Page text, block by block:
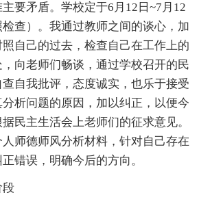
要矛盾。学校定于6月12日~7月12
查）。我通过教师之间的谈心，加
自己的过去，检查自己在工作上的
向老师们畅谈，通过学校召开的民
自我批评，态度诚实，也乐于接受
析问题的原因，加以纠正，以便今
民主生活会上老师们的征求意见。
师德师风分析材料，针对自己存在
错误，明确今后的方向。
段